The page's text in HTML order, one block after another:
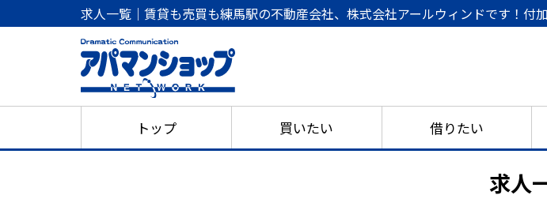
求人一覧｜賃貸も売買も練馬駅の不動産会社、株式会社アールウィンドです！付
トップ 買いたい 借りたい
求人